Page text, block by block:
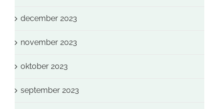
december 2023
november 2023
oktober 2023
september 2023